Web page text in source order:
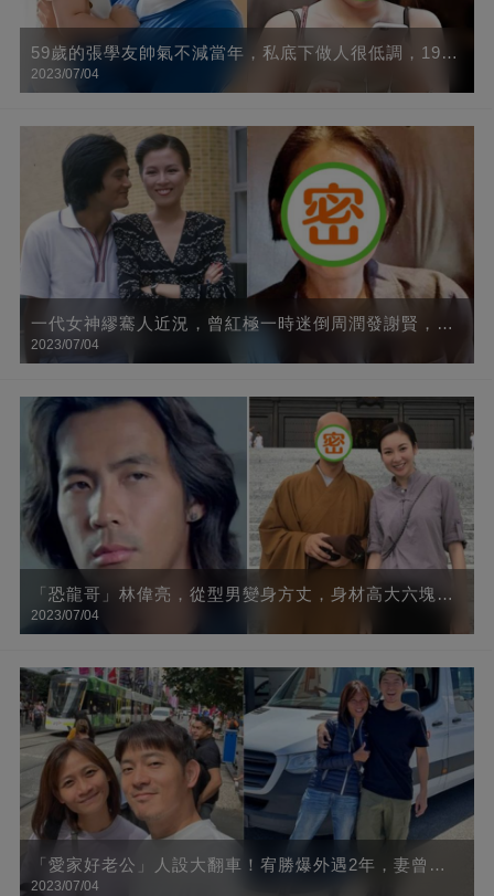
59歲的張學友帥氣不減當年，私底下做人很低調，19歲
的女兒出鏡真美，樣子格外的清純可愛，網友：基因好
2023/07/04
一代女神繆騫人近況，曾紅極一時迷倒周潤發謝賢，63
歲氣質仍出眾網贊：知性、靈動
2023/07/04
「恐龍哥」林偉亮，從型男變身方丈，身材高大六塊腹
肌，33歲時忽然大徹大悟，出家11年容貌大變，網友：
2023/07/04
「愛家好老公」人設大翻車！宥勝爆外遇2年，妻曾認
2023/07/04